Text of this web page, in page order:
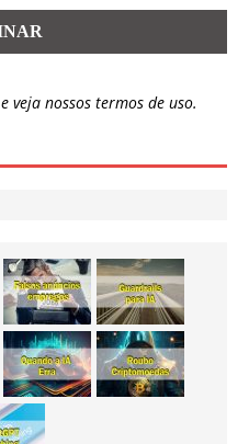
e veja nossos termos de uso.